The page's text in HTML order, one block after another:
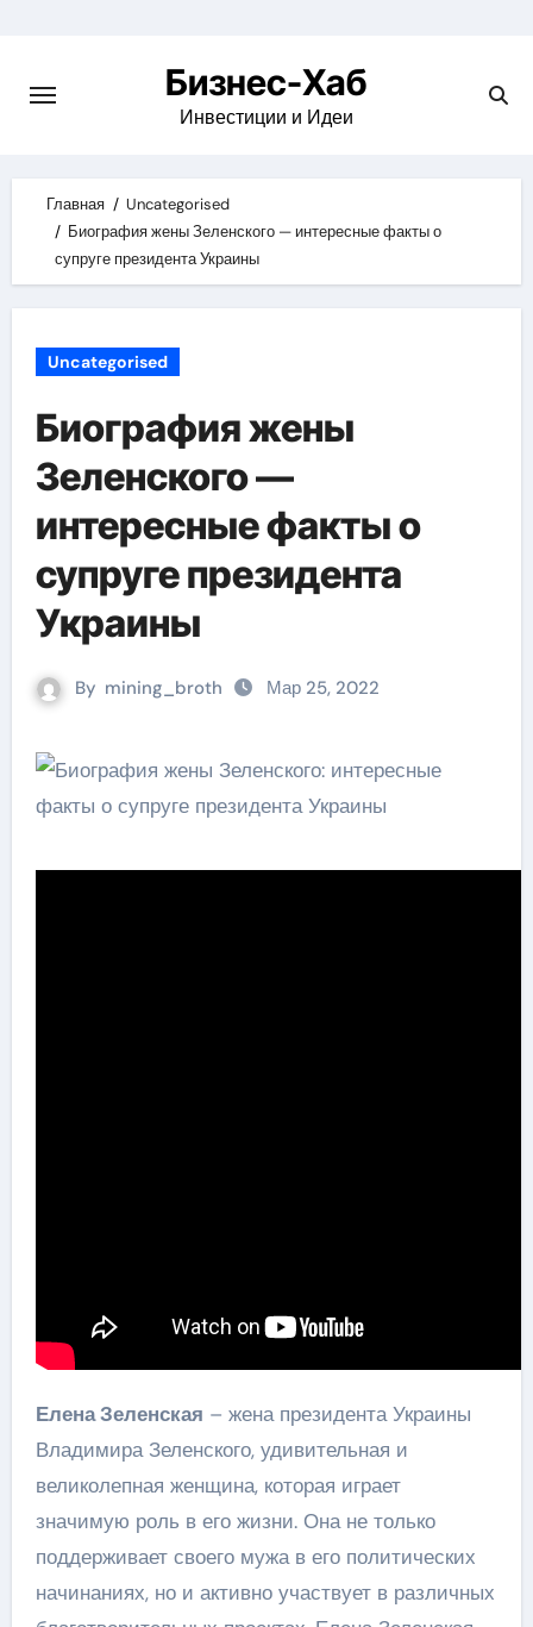
content
Бизнес-Хаб
Инвестиции и Идеи
Главная
Uncategorised
Биография жены Зеленского — интересные факты о
супруге президента Украины
Uncategorised
Биография жены
Зеленского —
интересные факты о
супруге президента
Украины
By mining_broth Мар 25, 2022
Елена Зеленская – жена президента Украины
Владимира Зеленского, удивительная и
великолепная женщина, которая играет
значимую роль в его жизни. Она не только
поддерживает своего мужа в его политических
начинаниях, но и активно участвует в различных